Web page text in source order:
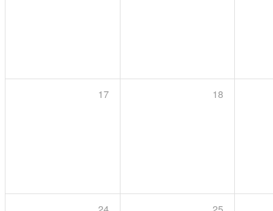
17 18